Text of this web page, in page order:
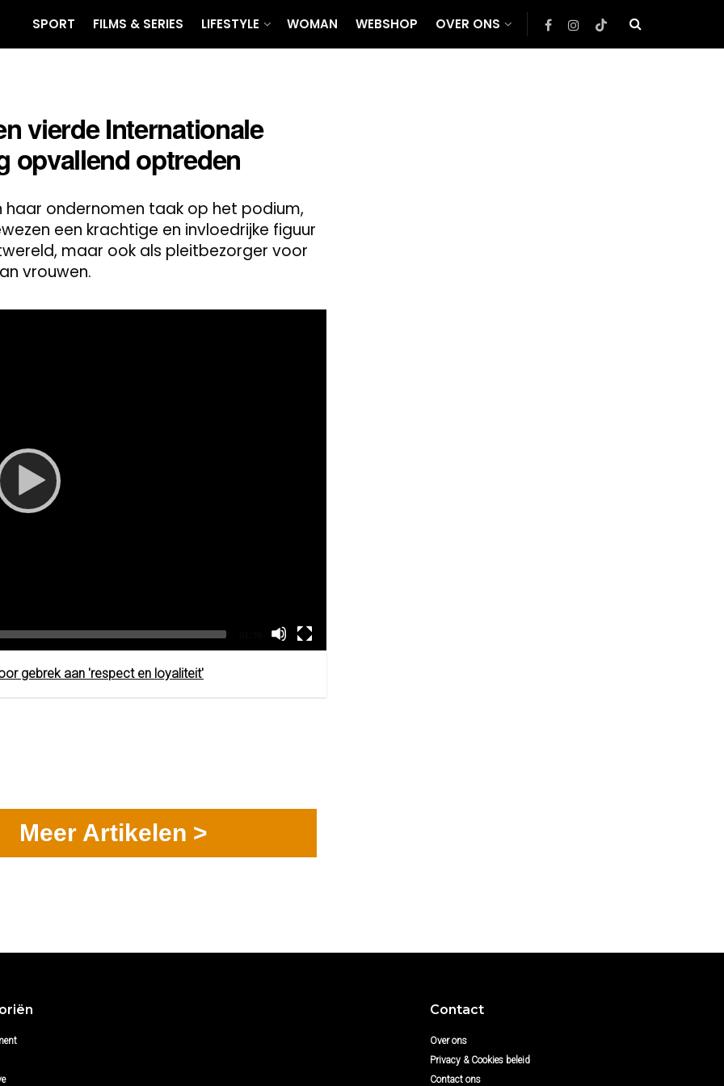
SPORT FILMS & SERIES LIFESTYLE WOMAN WEBSHOP OVER ONS
vierde Internationale
opvallend optreden
ondernomen taak op het podium,
een krachtige en invloedrijke figuur
maar ook als pleitbezorger voor
vrouwen.
gebrek aan 'respect en loyaliteit'
Meer Artikelen >
Contact
Over ons
Privacy & Cookies beleid
Contact ons